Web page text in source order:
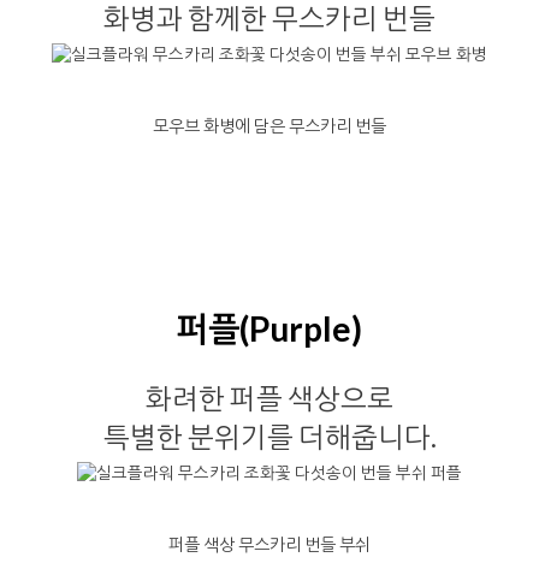
화병과 함께한 무스카리 번들
모우브 화병에 담은 무스카리 번들
퍼플(Purple)
화려한 퍼플 색상으로
특별한 분위기를 더해줍니다.
퍼플 색상 무스카리 번들 부쉬